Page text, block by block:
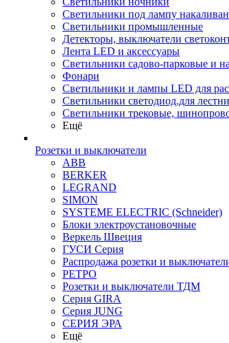
Светильники под лампу
Светильники промышленные
Детекторы, выключатели
Лента LED и аксессуары
Светильники садово-парковые и
Фонари
Светильники и лампы LED для
Светильники светодиод.для
Светильники трековые,
Ещё
Розетки и выключатели
ABB
BERKER
LEGRAND
SIMON
SYSTEME ELECTRIC (Schneider)
Блоки электроустановочные
Веркель Швеция
ГУСИ Серия
Распродажа розетки и
РЕТРО
Розетки и выключатели ТДМ
Серия GIRA
Серия JUNG
СЕРИЯ ЭРА
Ещё